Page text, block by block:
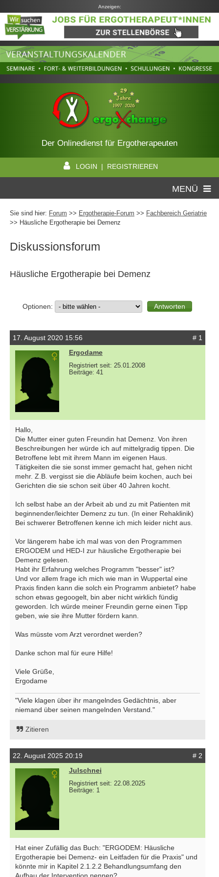
Anzeigen:
Der Onlinedienst für Ergotherapeuten
LOGIN | REGISTRIEREN
MENÜ
Sie sind hier: Forum >> Ergotherapie-Forum >> Fachbereich Geriatrie
>> Häusliche Ergotherapie bei Demenz
Diskussionsforum
Häusliche Ergotherapie bei Demenz
Optionen:
17. August 2020 15:56
# 1
Ergodame
Registriert seit: 25.01.2008
Beiträge: 41
Hallo,
Die Mutter einer guten Freundin hat Demenz. Von ihren
Beschreibungen her würde ich auf mittelgradig tippen. Die
Betroffene lebt mit ihrem Mann im eigenen Haus.
Tätigkeiten die sie sonst immer gemacht hat, gehen nicht
mehr. Z.B. vergisst sie die Abläufe beim kochen, auch bei
Gerichten die sie schon seit über 40 Jahren kocht.
Ich selbst habe an der Arbeit ab und zu mit Patienten mit
beginnender/leichter Demenz zu tun. (In einer Rehaklinik)
Bei schwerer Betroffenen kenne ich mich leider nicht aus.
Vor längerem habe ich mal was von den Programmen
ERGODEM und HED-I zur häusliche Ergotherapie bei
Demenz gelesen.
Habt ihr Erfahrung welches Programm "besser" ist?
Und vor allem frage ich mich wie man in Wuppertal eine
Praxis finden kann die solch ein Programm anbietet? habe
schon etwas gegoogelt, bin aber nicht wirklich fündig
geworden. Ich würde meiner Freundin gerne einen Tipp
geben, wie sie ihre Mutter fördern kann.
Was müsste vom Arzt verordnet werden?
Danke schon mal für eure Hilfe!
Viele Grüße,
Ergodame
"Viele klagen über ihr mangelndes Gedächtnis, aber
niemand über seinen mangelnden Verstand."
Zitieren
22. August 2025 20:19
# 2
Julschnei
Registriert seit: 22.08.2025
Beiträge: 1
Hat einer Zufällig das Buch: "ERGODEM: Häusliche
Ergotherapie bei Demenz- ein Leitfaden für die Praxis" und
könnte mir in Kapitel 2.1.2.2 Behandlungsumfang den
Aufbau der Intervention nennen?